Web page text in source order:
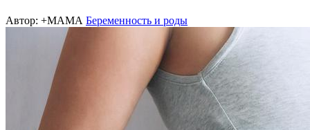
Автор: +МАМА Беременность и роды